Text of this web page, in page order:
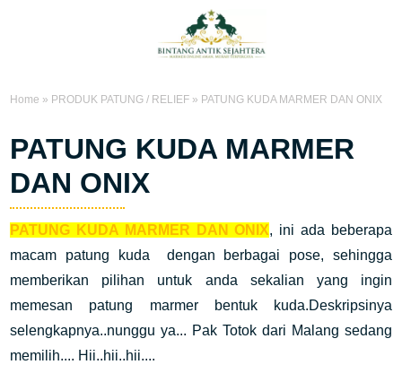
Home » PRODUK PATUNG / RELIEF » PATUNG KUDA MARMER DAN ONIX
PATUNG KUDA MARMER
DAN ONIX
PATUNG KUDA MARMER DAN ONIX, ini ada beberapa
macam patung kuda dengan berbagai pose, sehingga
memberikan pilihan untuk anda sekalian yang ingin
memesan patung marmer bentuk kuda.Deskripsinya
selengkapnya..nunggu ya... Pak Totok dari Malang sedang
memilih.... Hii..hii..hii....